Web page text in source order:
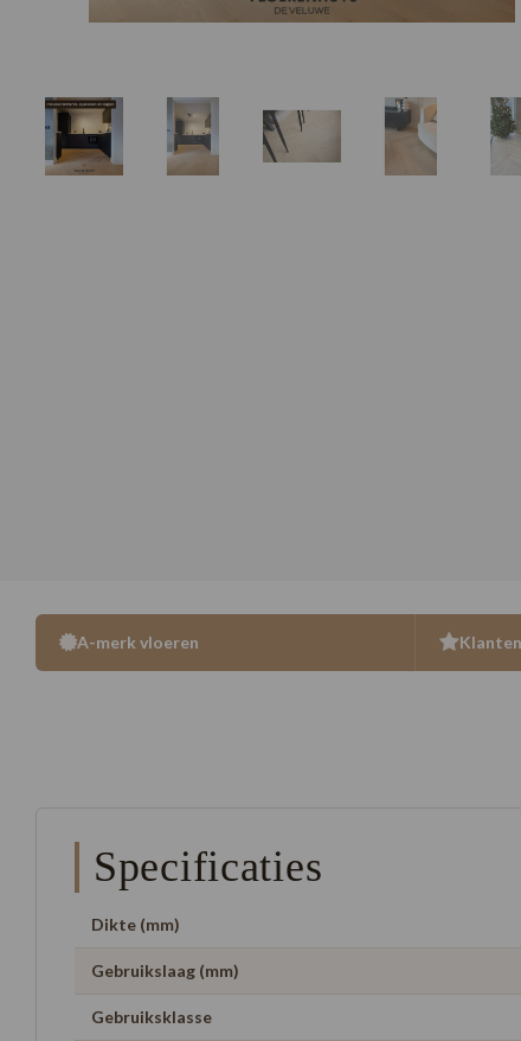
A-merk vloeren
Specificaties
Dikte (mm)
Gebruikslaag (mm)
Gebruiksklasse